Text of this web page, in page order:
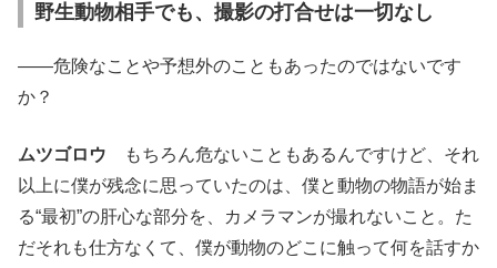
野生動物相手でも、撮影の打合せは一切なし
――危険なことや予想外のこともあったのではないです
か？
ムツゴロウ もちろん危ないこともあるんですけど、それ
以上に僕が残念に思っていたのは、僕と動物の物語が始ま
る“最初”の肝心な部分を、カメラマンが撮れないこと。た
だそれも仕方なくて、僕が動物のどこに触って何を話すか